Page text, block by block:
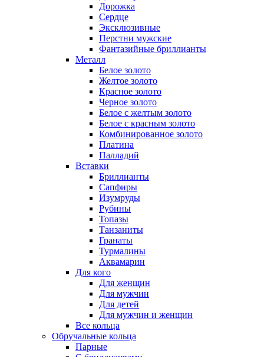
Дорожка
Сердце
Эксклюзивные
Перстни мужские
Фантазийные бриллианты
Металл
Белое золото
Желтое золото
Красное золото
Черное золото
Белое с желтым золото
Белое с красным золото
Комбинированное золото
Платина
Палладий
Вставки
Бриллианты
Сапфиры
Изумруды
Рубины
Топазы
Танзаниты
Гранаты
Турмалины
Аквамарин
Для кого
Для женщин
Для мужчин
Для детей
Для мужчин и женщин
Все кольца
Обручальные кольца
Парные